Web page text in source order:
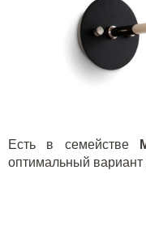
Есть в семействе
оптимальный вариант